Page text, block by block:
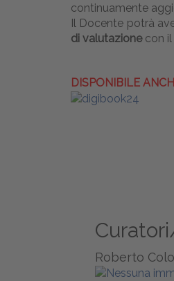
continuamente
Il Docente potrà
di valutazionecon il
DISPONIBILE
Roberto